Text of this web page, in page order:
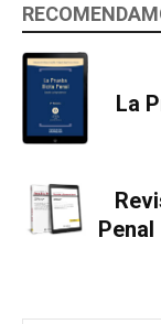
La
Penal